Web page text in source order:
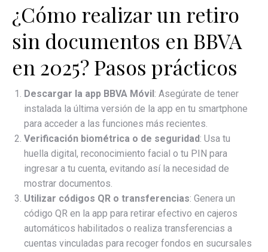
¿Cómo realizar un retiro
sin documentos en BBVA
en 2025? Pasos prácticos
Descargar la app BBVA Móvil: Asegúrate de tener
instalada la última versión de la app en tu smartphone
para acceder a las funciones más recientes.
Verificación biométrica o de seguridad: Usa tu
huella digital, reconocimiento facial o tu PIN para
ingresar a tu cuenta, evitando así la necesidad de
mostrar documentos.
Utilizar códigos QR o transferencias: Genera un
código QR en la app para retirar efectivo en cajeros
automáticos habilitados o realiza transferencias a
cuentas vinculadas para recoger fondos en sucursales